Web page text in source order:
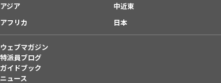
アジア
中近東
アフリカ
日本
ウェブマガジン
特派員ブログ
ガイドブック
ニュース